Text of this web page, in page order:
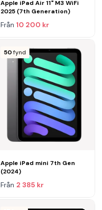
Apple iPad Air 11" M3 WiFi
2025 (7th Generation)
Från 10 200 kr
50 fynd
Apple iPad mini 7th Gen
(2024)
Från 2 385 kr